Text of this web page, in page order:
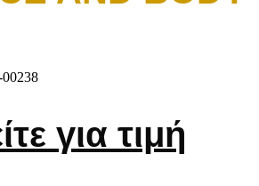
00238
για τιμή